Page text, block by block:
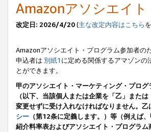
Amazonアソシエイ
改定日: 2026/4/20(主な改定内容はこちら
Amazonアソシエイト・プログラム参加者の
申込者は 別紙1 に定める関係するアマゾンの
とができます。
甲のアソシエイト・マーケティング・プロ
（以下、当該個人または企業を「乙」また
変更せずに受け入れなければなりません。
シー （第12条に定義します。）等（例えば
紹介料率表およびアソシエイト・プログラ